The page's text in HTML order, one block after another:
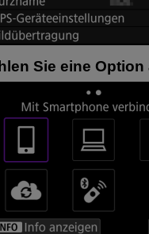
Sie eine Option